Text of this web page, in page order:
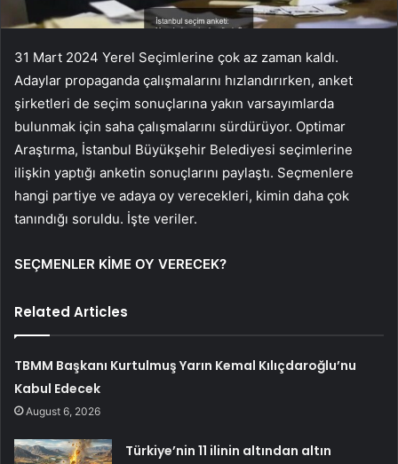
31 Mart 2024 Yerel Seçimlerine çok az zaman kaldı.
Adaylar propaganda çalışmalarını hızlandırırken, anket
şirketleri de seçim sonuçlarına yakın varsayımlarda
bulunmak için saha çalışmalarını sürdürüyor. Optimar
Araştırma, İstanbul Büyükşehir Belediyesi seçimlerine
ilişkin yaptığı anketin sonuçlarını paylaştı. Seçmenlere
hangi partiye ve adaya oy verecekleri, kimin daha çok
tanındığı soruldu. İşte veriler.
SEÇMENLER KİME OY VERECEK?
Related Articles
TBMM Başkanı Kurtulmuş Yarın Kemal Kılıçdaroğlu’nu
Kabul Edecek
August 6, 2026
Türkiye’nin 11 ilinin altından altın